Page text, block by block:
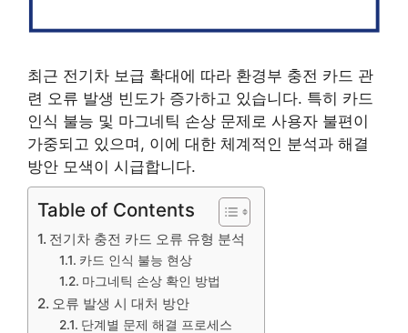
최근 전기차 보급 확대에 따라 환경부 충전 카드 관
련 오류 발생 빈도가 증가하고 있습니다. 특히 카드
인식 불능 및 마그네틱 손상 문제로 사용자 불편이
가중되고 있으며, 이에 대한 체계적인 분석과 해결
방안 모색이 시급합니다.
Table of Contents
전기차 충전 카드 오류 유형 분석
카드 인식 불능 현상
마그네틱 손상 확인 방법
오류 발생 시 대처 방안
단계별 문제 해결 프로세스